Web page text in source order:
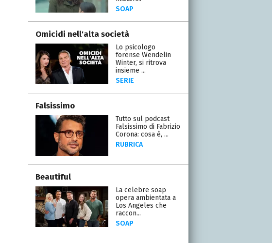
SOAP
Omicidi nell'alta società
Lo psicologo
forense Wendelin
Winter, si ritrova
insieme ...
SERIE
Falsissimo
Tutto sul podcast
Falsissimo di Fabrizio
Corona: cosa è, ...
RUBRICA
Beautiful
La celebre soap
opera ambientata a
Los Angeles che
raccon...
SOAP